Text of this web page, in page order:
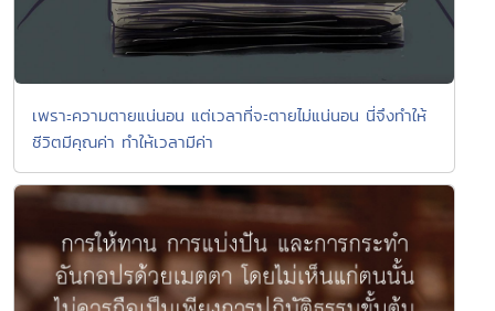
เพราะความตายแน่นอน แต่เวลาที่จะตายไม่แน่นอน นี่จึงทำให้
ชีวิตมีคุณค่า ทำให้เวลามีค่า